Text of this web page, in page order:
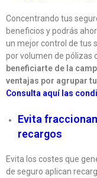
Concentrando tus
beneficios y podrás
un mejor control de tus
por volumen de pólizas
beneficiarte de la
ventajas por agrupar
Consulta aquí las
Evita
recargos
Evita los costes que
de seguro aplican